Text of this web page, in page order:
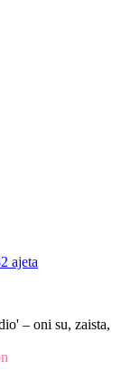
ajeta
– oni su, zaista,